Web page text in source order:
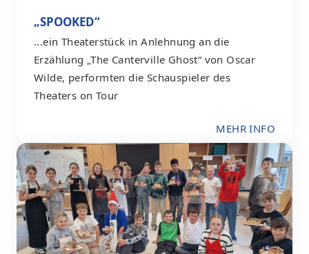
„SPOOKED“
...ein Theaterstück in Anlehnung an die
Erzählung „The Canterville Ghost“ von Oscar
Wilde, performten die Schauspieler des
Theaters on Tour
MEHR INFO